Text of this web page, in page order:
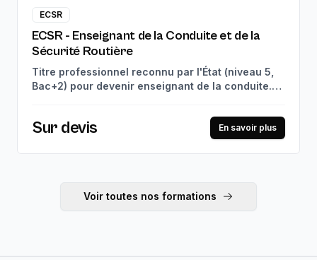
ECSR
ECSR - Enseignant de la Conduite et de la
Sécurité Routière
Titre professionnel reconnu par l'État (niveau 5,
Bac+2) pour devenir enseignant de la conduite.
entreprise. Débouchés : enseignant de la
conduite, coordinateur d'enseignants, formateur
spécialisé. Éligible CPF — tarif sur devis.
Sur devis En savoir plus
Voir toutes nos formations